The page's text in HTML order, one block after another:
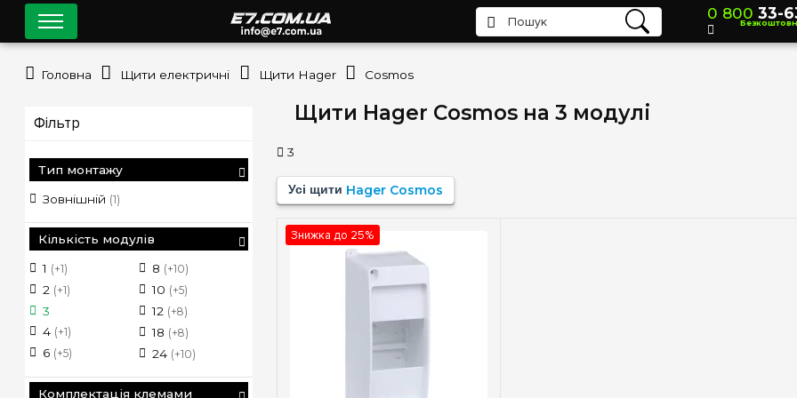
Щити Hager Cosmos на 3 модулі
3
Усі щити Hager Cosmos
Знижка до 25%
Фільтр
Тип монтажу
Зовнішній (1)
Кількість модулів
1 (+1)
2 (+1)
3
4 (+1)
6 (+5)
8 (+10)
10 (+5)
12 (+8)
18 (+8)
24 (+10)
Комплектація клемами
0 800 33-
Головна Щити електричні Щити Hager Cosmos